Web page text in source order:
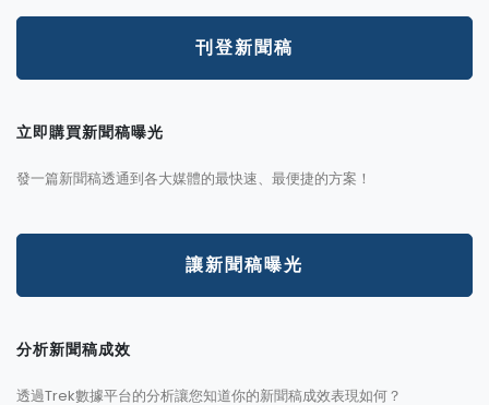
刊登新聞稿
立即購買新聞稿曝光
發一篇新聞稿透通到各大媒體的最快速、最便捷的方案！
讓新聞稿曝光
分析新聞稿成效
透過Trek數據平台的分析讓您知道你的新聞稿成效表現如何？